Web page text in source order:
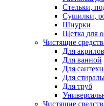
Стельки,
Сушилки,
Шнурки
Щетка для
Чистящие
Для
Для ванной
Для
Для
Для труб
Чистящие